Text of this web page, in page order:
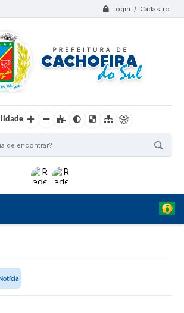
Login / Cadastro